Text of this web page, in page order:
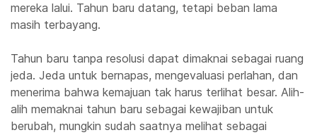
mereka lalui. Tahun baru datang, tetapi beban lama
masih terbayang.
Tahun baru tanpa resolusi dapat dimaknai sebagai ruang
jeda. Jeda untuk bernapas, mengevaluasi perlahan, dan
menerima bahwa kemajuan tak harus terlihat besar. Alih-
alih memaknai tahun baru sebagai kewajiban untuk
berubah, mungkin sudah saatnya melihat sebagai